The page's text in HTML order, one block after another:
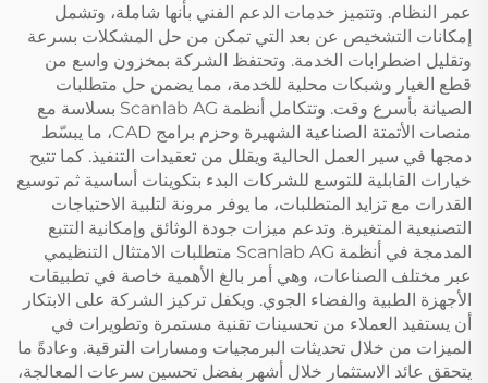
عمر النظام. وتتميز خدمات الدعم الفني بأنها شاملة، وتشمل
إمكانات التشخيص عن بعد التي تمكن من حل المشكلات بسرعة
وتقليل اضطرابات الخدمة. وتحتفظ الشركة بمخزون واسع من
قطع الغيار وشبكات محلية للخدمة، مما يضمن حل متطلبات
الصيانة بأسرع وقت. وتتكامل أنظمة Scanlab AG بسلاسة مع
منصات الأتمتة الصناعية الشهيرة وحزم برامج CAD، ما يبسّط
دمجها في سير العمل الحالية ويقلل من تعقيدات التنفيذ. كما تتيح
خيارات القابلية للتوسع للشركات البدء بتكوينات أساسية ثم توسيع
القدرات مع تزايد المتطلبات، ما يوفر مرونة لتلبية الاحتياجات
التصنيعية المتغيرة. وتدعم ميزات جودة الوثائق وإمكانية التتبع
المدمجة في أنظمة Scanlab AG متطلبات الامتثال التنظيمي
عبر مختلف الصناعات، وهي أمر بالغ الأهمية خاصة في تطبيقات
الأجهزة الطبية والفضاء الجوي. ويكفل تركيز الشركة على الابتكار
أن يستفيد العملاء من تحسينات تقنية مستمرة وتطويرات في
الميزات من خلال تحديثات البرمجيات ومسارات الترقية. وعادةً ما
يتحقق عائد الاستثمار خلال أشهر بفضل تحسين سرعات المعالجة،